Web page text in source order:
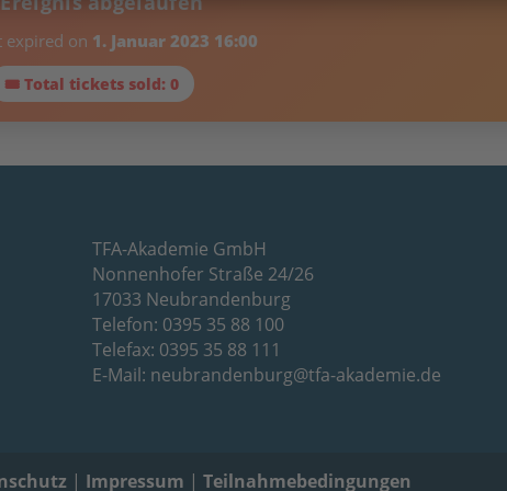
expired on 1. Januar 2023 16:00
🎟 Total tickets sold: 0
TFA-Akademie GmbH
Nonnenhofer Straße 24/26
17033 Neubrandenburg
Telefon: 0395 35 88 100
Telefax: 0395 35 88 111
E-Mail: neubrandenburg@tfa-akademie.de
| Impressum |Teilnahmebedingungen